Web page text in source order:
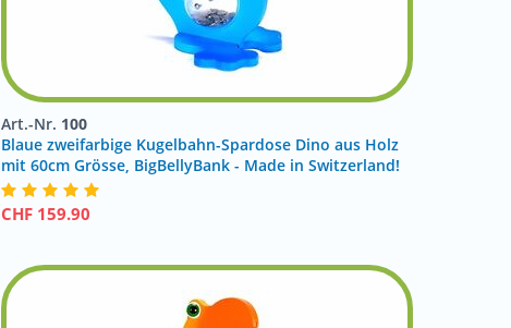
Art.-Nr. 100
Blaue zweifarbige Kugelbahn-Spardose Dino aus Holz
mit 60cm Grösse, BigBellyBank - Made in Switzerland!
CHF 159.90